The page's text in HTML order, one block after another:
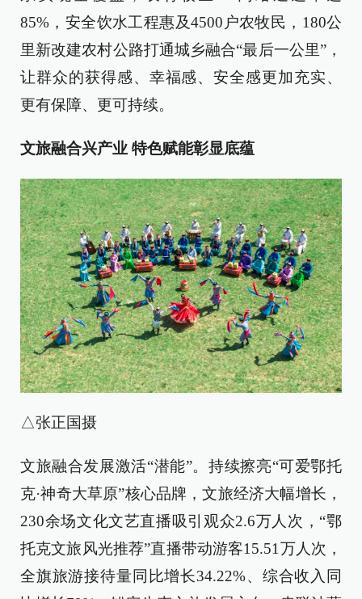
85%，安全饮水工程惠及4500户农牧民，180公
里新改建农村公路打通城乡融合“最后一公里”，
让群众的获得感、幸福感、安全感更加充实、
更有保障、更可持续。
文旅融合兴产业 特色赋能彰显底蕴
△张正国摄
文旅融合发展激活“潜能”。持续擦亮“可爱鄂托
克·神奇大草原”核心品牌，文旅经济大幅增长，
230余场文化文艺直播吸引观众2.6万人次，“鄂
托克文旅风光推荐”直播带动游客15.51万人次，
全旗旅游接待量同比增长34.22%、综合收入同